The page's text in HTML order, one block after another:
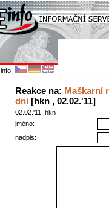
info:
Reakce na: Maškarní
dni [hkn , 02.02.'11]
02.02.'11, hkn
jméno:
nadpis: